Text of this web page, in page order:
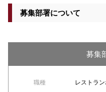
募集部署について
募集
職種 レストラ